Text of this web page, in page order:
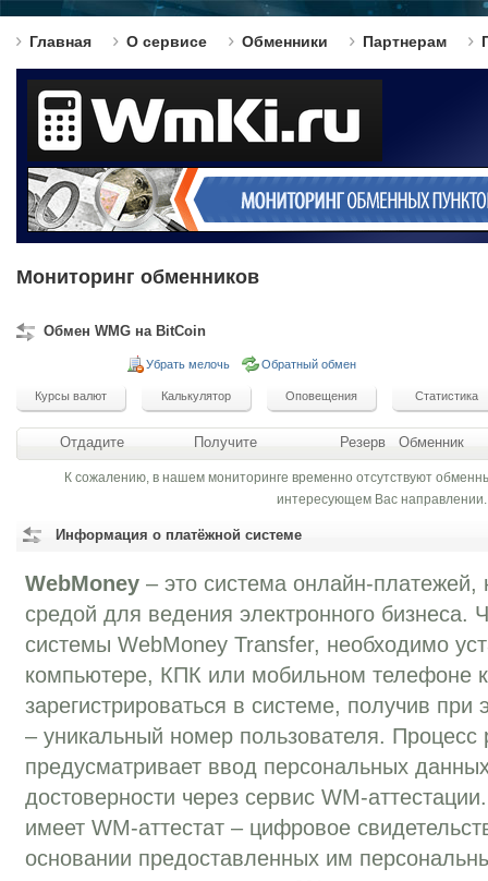
Главная О сервисе Обменники Партнерам
Мониторинг обменников
Обмен WMG на BitCoin
Убрать мелочь Обратный обмен
Отдадите Получите Резерв Обменник
К сожалению, в нашем мониторинге временно отсутствуют
интересующем Вас направлении.
Информация о платёжной системе
WebMoney – это система онлайн-платежей,
средой для ведения электронного бизнеса.
системы WebMoney Transfer, необходимо
компьютере, КПК или мобильном телефоне
зарегистрироваться в системе, получив
– уникальный номер пользователя. Процесс
предусматривает ввод персональных
достоверности через сервис WM-
имеет WM-аттестат – цифровое
основании предоставленных им